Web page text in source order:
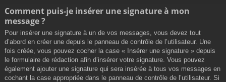
Comment puis-je insérer une signature à mon
message ?
Pour insérer une signature à un de vos messages, vous devez tout
d’abord en créer une depuis le panneau de contrôle de l’utilisateur. Une
fois créée, vous pouvez cocher la case « Insérer une signature » depuis
le formulaire de rédaction afin d’insérer votre signature. Vous pouvez
également ajouter une signature qui sera insérée à tous vos messages en
cochant la case appropriée dans le panneau de contrôle de l’utilisateur. Si